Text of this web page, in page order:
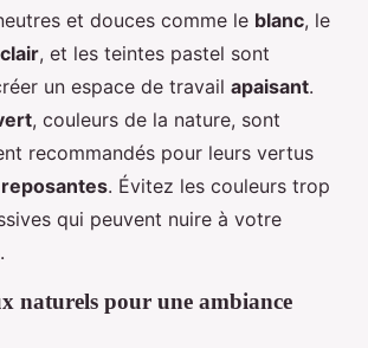
et douces comme le blanc, le
, et les teintes pastel sont
un espace de travail apaisant.
, couleurs de la nature, sont
recommandés pour leurs vertus
reposantes. Évitez les couleurs trop
qui peuvent nuire à votre
naturels pour une ambiance